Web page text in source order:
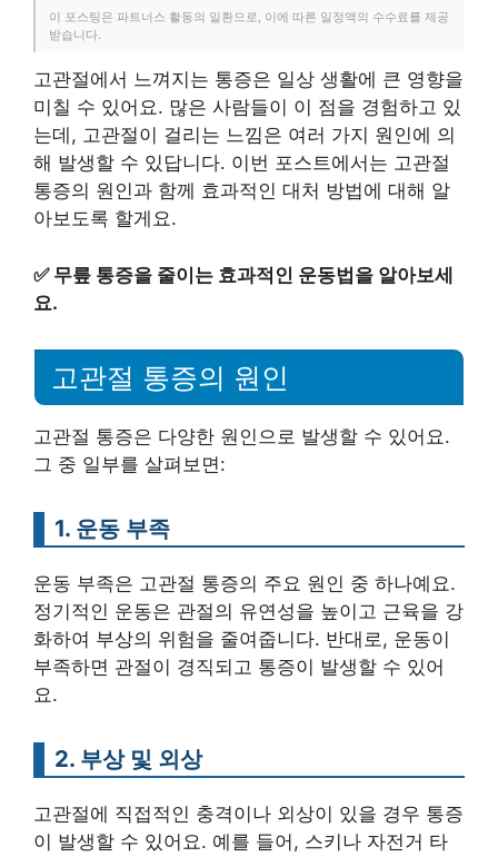
이 포스팅은 파트너스 활동의 일환으로, 이에 따른 일정액의 수수료를 제공
받습니다.
고관절에서 느껴지는 통증은 일상 생활에 큰 영향을
미칠 수 있어요. 많은 사람들이 이 점을 경험하고 있
는데, 고관절이 걸리는 느낌은 여러 가지 원인에 의
해 발생할 수 있답니다. 이번 포스트에서는 고관절
통증의 원인과 함께 효과적인 대처 방법에 대해 알
아보도록 할게요.
✅ 무릎 통증을 줄이는 효과적인 운동법을 알아보세
요.
고관절 통증의 원인
고관절 통증은 다양한 원인으로 발생할 수 있어요.
그 중 일부를 살펴보면:
1. 운동 부족
운동 부족은 고관절 통증의 주요 원인 중 하나예요.
정기적인 운동은 관절의 유연성을 높이고 근육을 강
화하여 부상의 위험을 줄여줍니다. 반대로, 운동이
부족하면 관절이 경직되고 통증이 발생할 수 있어
요.
2. 부상 및 외상
고관절에 직접적인 충격이나 외상이 있을 경우 통증
이 발생할 수 있어요. 예를 들어, 스키나 자전거 타